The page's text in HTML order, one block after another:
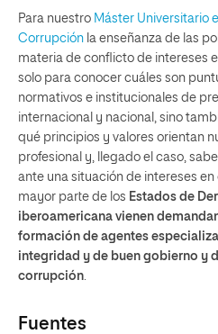
Para nuestro Máster Universitario
Corrupción la enseñanza de las
materia de conflicto de intereses
solo para conocer cuáles son
normativos e institucionales de
internacional y nacional, sino
qué principios y valores orientan
profesional y, llegado el caso,
ante una situación de intereses en
mayor parte de los Estados de
iberoamericana vienen
formación de agentes
integridad y de buen gobierno y
corrupción
Fuentes